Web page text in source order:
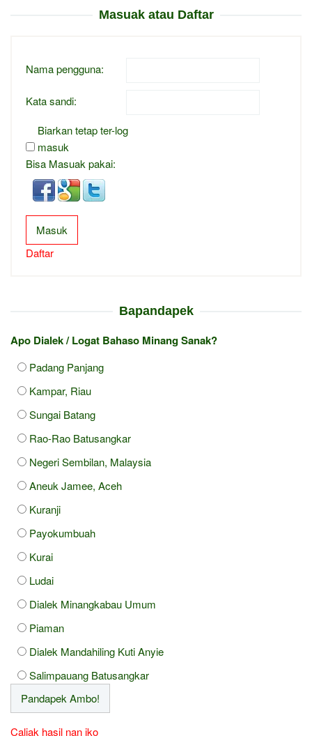
Masuak atau Daftar
Nama pengguna:
Kata sandi:
Biarkan tetap ter-log
masuk
Bisa Masuak pakai:
Masuk
Daftar
Bapandapek
Apo Dialek / Logat Bahaso Minang Sanak?
Padang Panjang
Kampar, Riau
Sungai Batang
Rao-Rao Batusangkar
Negeri Sembilan, Malaysia
Aneuk Jamee, Aceh
Kuranji
Payokumbuah
Kurai
Ludai
Dialek Minangkabau Umum
Piaman
Dialek Mandahiling Kuti Anyie
Salimpauang Batusangkar
Caliak hasil nan iko